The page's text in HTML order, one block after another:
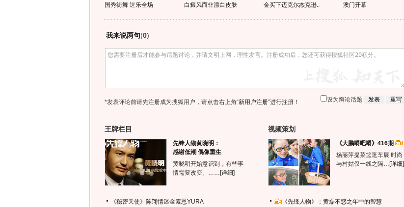
国秀街舞 逗乐全场
白癜风而非漂白皮肤
金买下迈克尔杰克逊..
澳门开幕
我来说两句(0)
*发表评论前请先注册成为搜狐用户，请点击右上角“新用户注册”进行注册！ 设为辩论话题
王牌栏目
先锋人物黄晓明：
感谢低潮 偶像重生
黄晓明开始意识到，有些事
情需要改变。…… [详细]
《秘密天使》陈翔情迷金素恩YURA
视频策划
《大鹏嘚吧嘚》416期
杨丽萍提菜篮逛车展 时尚
与村姑仅一线之隔… [详细]
《先锋人物》：黄磊不惑之年中的智慧